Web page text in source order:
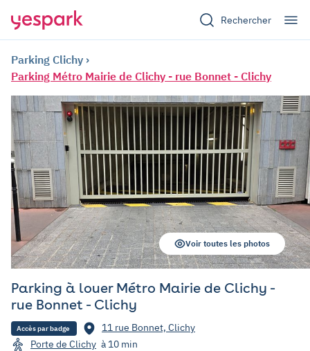
Rechercher
Parking Clichy
Parking Métro Mairie de Clichy - rue Bonnet - Clichy
Parking à louer Métro Mairie de Clichy -
rue Bonnet - Clichy
Accès par badge
11 rue Bonnet, Clichy
Porte de Clichy à 10 min
Voir toutes les photos